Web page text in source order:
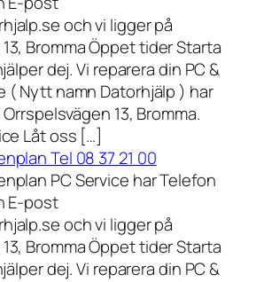
och vi ligger på
Bromma Öppet tider Starta
dej. Vi reparera din PC &
( Nytt namn Datorhjälp ) har
13, Bromma.
Låt oss […]
Tel 08 37 21 00
PC Service har Telefon
E-post
och vi ligger på
Bromma Öppet tider Starta
dej. Vi reparera din PC &